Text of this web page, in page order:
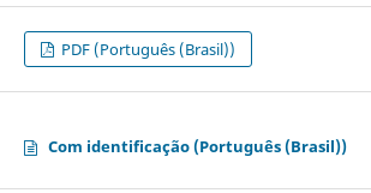
PDF (Português (Brasil))
Com identificação (Português (Brasil))